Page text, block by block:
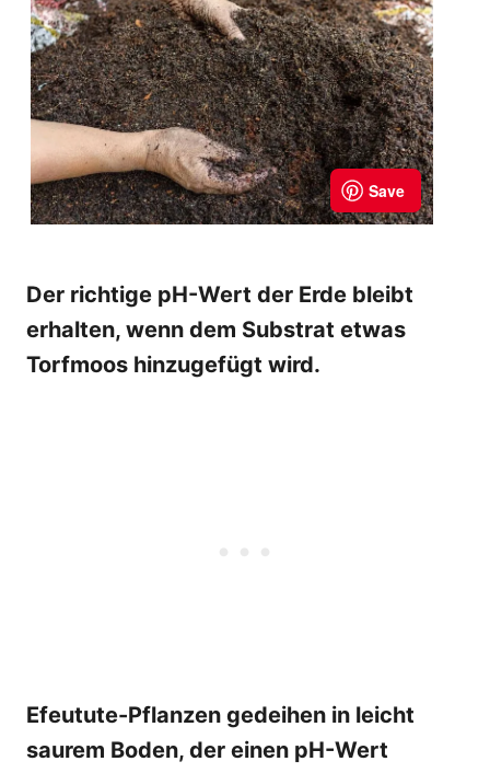
Der richtige pH-Wert der Erde bleibt
erhalten, wenn dem Substrat etwas
Torfmoos hinzugefügt wird.
Efeutute-Pflanzen gedeihen in leicht
saurem Boden, der einen pH-Wert